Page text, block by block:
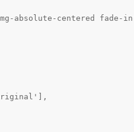
absolute-centered fade-